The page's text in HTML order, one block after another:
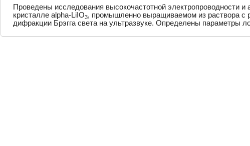
Проведены исследования высокочастотной электропроводности и
кристалле alpha-LiIO3, промышленно выращиваемом из раствора с
дифракции Брэгга света на ультразвуке. Определены параметры